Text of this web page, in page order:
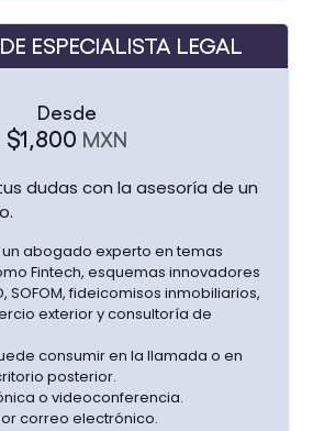
ESPECIALISTA LEGAL
Desde
$1,800 MXN
dudas con la asesoría de un
abogado experto en temas
Fintech, esquemas innovadores
SOFOM, fideicomisos inmobiliarios,
exterior y consultoría de
consumir en la llamada o en
posterior.
o videoconferencia.
correo electrónico.